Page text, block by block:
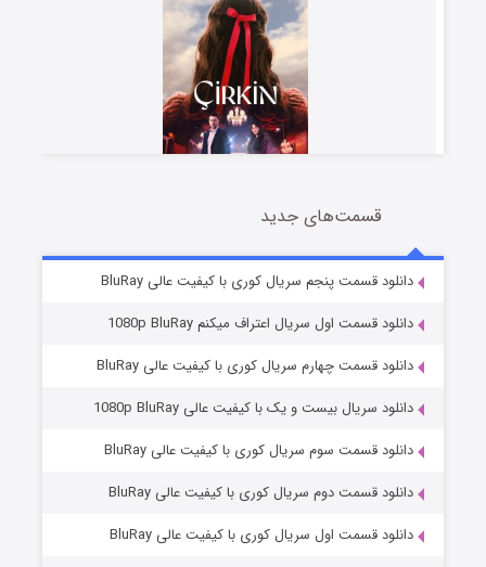
سریال زشت
قسمت2 (زیرنویس) منتشر شد
مردگان متحرک: شهر مرده ۳
قسمت2 (زیرنویس) منتشر شد
قسمت‌های جدید
دانلود قسمت پنجم سریال کوری با کیفیت عالی BluRay
دانلود قسمت اول سریال اعتراف میکنم 1080p BluRay
دانلود قسمت چهارم سریال کوری با کیفیت عالی BluRay
دانلود سریال بیست و یک با کیفیت عالی 1080p BluRay
دانلود قسمت سوم سریال کوری با کیفیت عالی BluRay
دانلود قسمت دوم سریال کوری با کیفیت عالی BluRay
دانلود قسمت اول سریال کوری با کیفیت عالی BluRay